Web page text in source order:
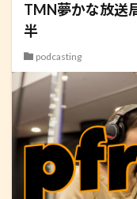
TMN夢かな放送
半
podcasting